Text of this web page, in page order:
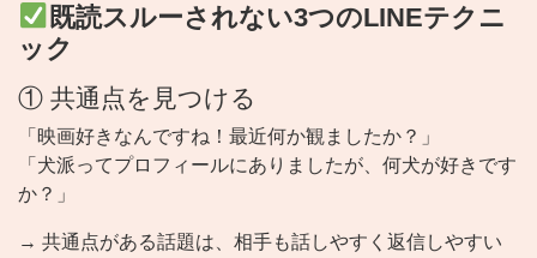
既読スルーされない3つのLINEテクニ
ック
① 共通点を見つける
「映画好きなんですね！最近何か観ましたか？」
「犬派ってプロフィールにありましたが、何犬が好きです
か？」
→ 共通点がある話題は、相手も話しやすく返信しやすい